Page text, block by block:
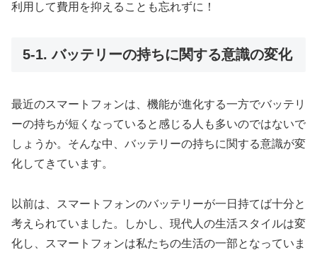
利用して費用を抑えることも忘れずに！
5-1. バッテリーの持ちに関する意識の変化
最近のスマートフォンは、機能が進化する一方でバッテリ
ーの持ちが短くなっていると感じる人も多いのではないで
しょうか。そんな中、バッテリーの持ちに関する意識が変
化してきています。
以前は、スマートフォンのバッテリーが一日持てば十分と
考えられていました。しかし、現代人の生活スタイルは変
化し、スマートフォンは私たちの生活の一部となっていま